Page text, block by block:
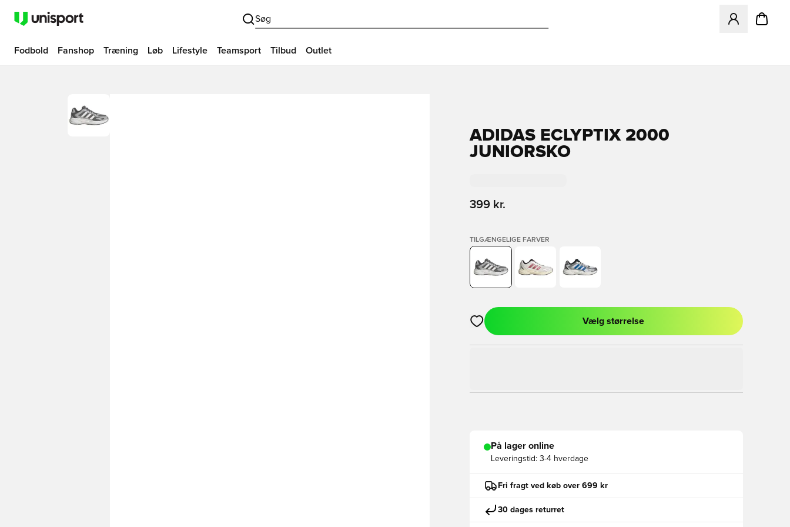
Søg
Åbner en
Fodbold Fanshop Træning Løb Lifestyle Teamsport Tilbud Outlet
ADIDAS ECLYPTIX 2000
JUNIORSKO
399 kr.
TILGÆNGELIGE FARVER
Åbner en Modal til at logge ind eller tilmelde dig som medlem
Vælg størrelse
På lager online
Leveringstid: 3-4 hverdage
Fri fragt ved køb over 699 kr
30 dages returret